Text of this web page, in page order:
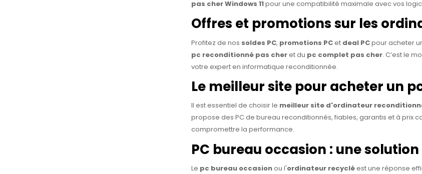
pas cher Windows 11pour une compatibilité maximale avec vos
Offres et promotions sur les
Profitez de nos soldes PC, promotions PCet deal PCpour acheter
pc reconditionné pas cheret du pc complet pas cher. C’est le
votre expert en informatique reconditionnée.
Le meilleur site pour acheter un
Il est essentiel de choisir le meilleur site d'ordinateur
propose des PC de bureau reconditionnés, fiables, garantis et à prix
compromettre la performance.
PC bureau occasion : une
Le pc bureau occasionou l'ordinateur recycléest une réponse